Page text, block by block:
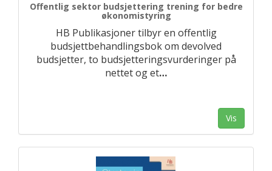
Offentlig sektor budsjettering trening for bedre
økonomistyring
HB Publikasjoner tilbyr en offentlig
budsjettbehandlingsbok om devolved
budsjetter, to budsjetteringsvurderinger på
nettet og et…
Vis